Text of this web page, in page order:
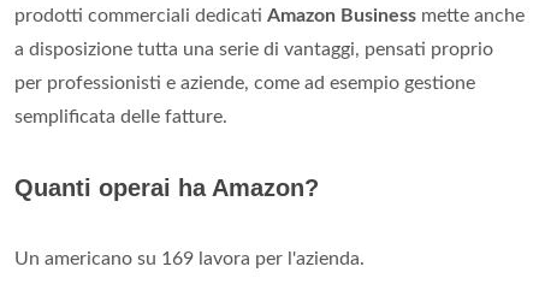
prodotti commerciali dedicati Amazon Business mette anche
a disposizione tutta una serie di vantaggi, pensati proprio
per professionisti e aziende, come ad esempio gestione
semplificata delle fatture.
Quanti operai ha Amazon?
Un americano su 169 lavora per l'azienda.